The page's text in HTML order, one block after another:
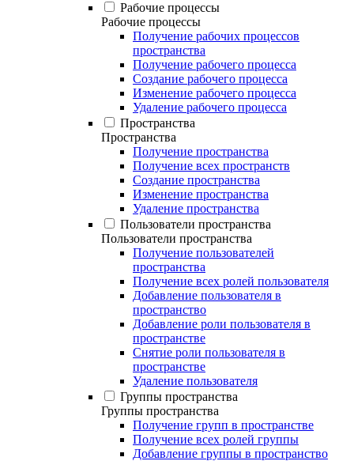
Рабочие процессы
Рабочие процессы
Получение рабочих процессов
пространства
Получение рабочего процесса
Создание рабочего процесса
Изменение рабочего процесса
Удаление рабочего процесса
Пространства
Пространства
Получение пространства
Получение всех пространств
Создание пространства
Изменение пространства
Удаление пространства
Пользователи пространства
Пользователи пространства
Получение пользователей
пространства
Получение всех ролей пользователя
Добавление пользователя в
пространство
Добавление роли пользователя в
пространстве
Снятие роли пользователя в
пространстве
Удаление пользователя
Группы пространства
Группы пространства
Получение групп в пространстве
Получение всех ролей группы
Добавление группы в пространство